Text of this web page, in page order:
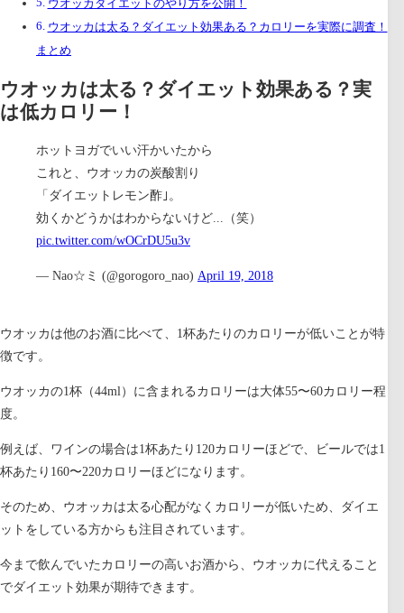
ウオッカダイエットのやり方を公開！
ウオッカは太る？ダイエット効果ある？カロリーを実際に調査！
まとめ
ウオッカは太る？ダイエット効果ある？実
は低カロリー！
ホットヨガでいい汗かいたから
これと、ウオッカの炭酸割り
「ダイエットレモン酢｣。
効くかどうかはわからないけど...（笑）
pic.twitter.com/wOCrDU5u3v
— Nao☆ミ (@gorogoro_nao) April 19, 2018
ウオッカは他のお酒に比べて、1杯あたりのカロリーが低いことが特
徴です。
ウオッカの1杯（44ml）に含まれるカロリーは大体55〜60カロリー程
度。
例えば、ワインの場合は1杯あたり120カロリーほどで、ビールでは1
杯あたり160〜220カロリーほどになります。
そのため、ウオッカは太る心配がなくカロリーが低いため、ダイエ
ットをしている方からも注目されています。
今まで飲んでいたカロリーの高いお酒から、ウオッカに代えること
でダイエット効果が期待できます。